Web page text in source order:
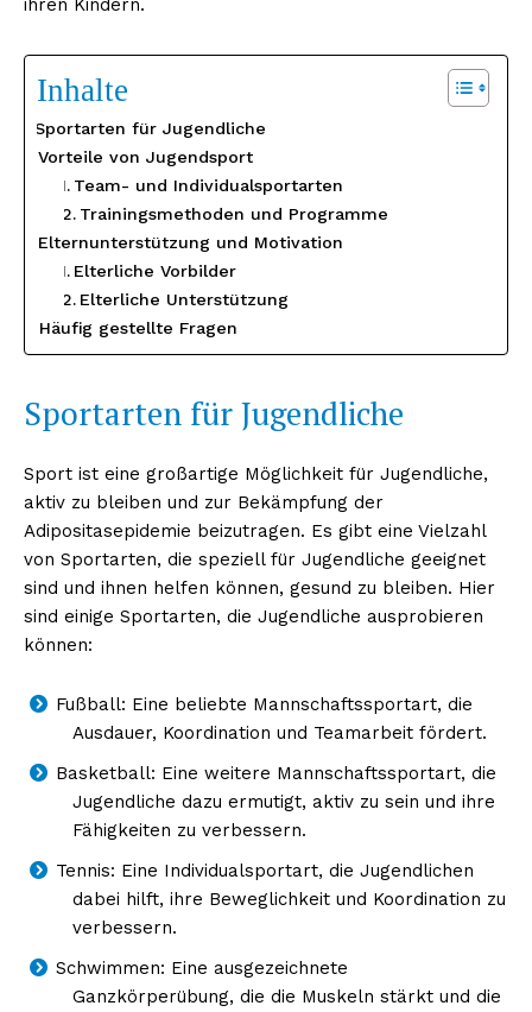
ihren Kindern.
Inhalte
Sportarten für Jugendliche
Vorteile von Jugendsport
Team- und Individualsportarten
Trainingsmethoden und Programme
Elternunterstützung und Motivation
Elterliche Vorbilder
Elterliche Unterstützung
Häufig gestellte Fragen
Sportarten für Jugendliche
Sport ist eine großartige Möglichkeit für Jugendliche,
aktiv zu bleiben und zur Bekämpfung der
Adipositasepidemie beizutragen. Es gibt eine Vielzahl
von Sportarten, die speziell für Jugendliche geeignet
sind und ihnen helfen können, gesund zu bleiben. Hier
sind einige Sportarten, die Jugendliche ausprobieren
können:
Fußball: Eine beliebte Mannschaftssportart, die
Ausdauer, Koordination und Teamarbeit fördert.
Basketball: Eine weitere Mannschaftssportart, die
Jugendliche dazu ermutigt, aktiv zu sein und ihre
Fähigkeiten zu verbessern.
Tennis: Eine Individualsportart, die Jugendlichen
dabei hilft, ihre Beweglichkeit und Koordination zu
verbessern.
Schwimmen: Eine ausgezeichnete
Ganzkörperübung, die die Muskeln stärkt und die